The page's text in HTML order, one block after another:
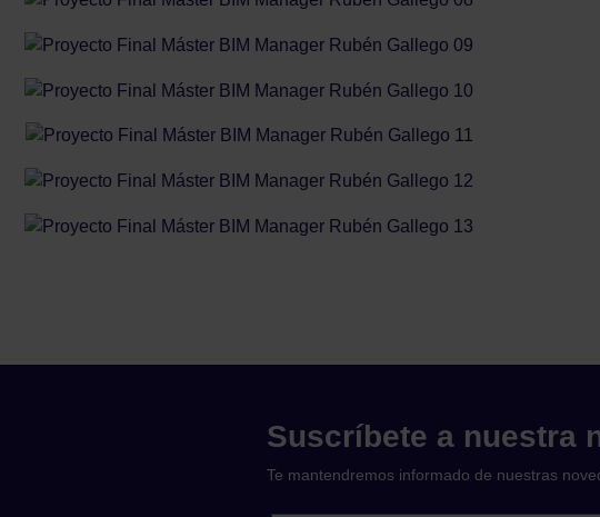
Suscríbete a nuestra
Te mantendremos informado de nuestras